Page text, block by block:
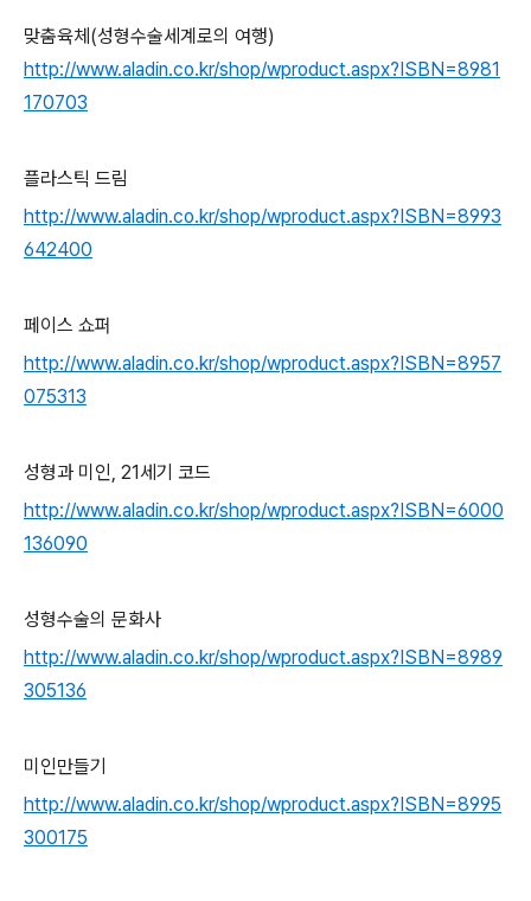
맞춤육체(성형수술세계로의 여행)
http://www.aladin.co.kr/shop/wproduct.aspx?ISBN=8981
170703
플라스틱 드림
http://www.aladin.co.kr/shop/wproduct.aspx?ISBN=8993
642400
페이스 쇼퍼
http://www.aladin.co.kr/shop/wproduct.aspx?ISBN=8957
075313
성형과 미인, 21세기 코드
http://www.aladin.co.kr/shop/wproduct.aspx?ISBN=6000
136090
성형수술의 문화사
http://www.aladin.co.kr/shop/wproduct.aspx?ISBN=8989
305136
미인만들기
http://www.aladin.co.kr/shop/wproduct.aspx?ISBN=8995
300175